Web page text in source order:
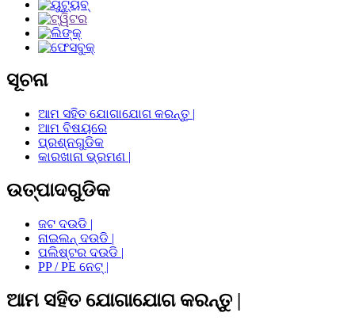
ସୂଚନା
ଆମ ସହିତ ଯୋଗାଯୋଗ କରନ୍ତୁ |
ଆମ ବିଷୟରେ
ପ୍ରଶ୍ନଗୁଡିକ
କାରଖାନା ଭ୍ରମଣ |
ଉତ୍ପାଦଗୁଡିକ
ଜଟ ଦଉଡି |
ନାଇଲନ୍ ଦଉଡି |
ପଲିଷ୍ଟର ଦଉଡି |
PP / PE ନେଟ୍ |
ଆମ ସହିତ ଯୋଗାଯୋଗ କରନ୍ତୁ |